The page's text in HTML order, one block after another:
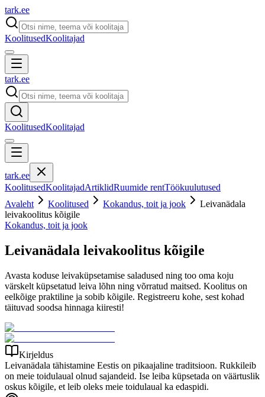
tark.ee
KoolitusedKoolitajad
tark.ee
KoolitusedKoolitajad
tark.ee
KoolitusedKoolitajadArtiklidRuumide rentTöökuulutused
Avaleht
Koolitused Kokandus, toit ja jook
Leivanädala
leivakoolitus kõigile
Kokandus, toit ja jook
Leivanädala leivakoolitus kõigile
Avasta koduse leivaküpsetamise saladused ning too oma koju
värskelt küpsetatud leiva lõhn ning võrratud maitsed. Koolitus on
eelkõige praktiline ja sobib kõigile. Registreeru kohe, sest kohad
täituvad soodsa hinnaga kiiresti!
Kirjeldus
Leivanädala tähistamine Eestis on pikaajaline traditsioon. Rukkileib
on meie toidulaual olnud sajandeid. Ise leiba küpsetada on väärtuslik
oskus kõigile, et leib oleks meie toidulaual ka edaspidi.